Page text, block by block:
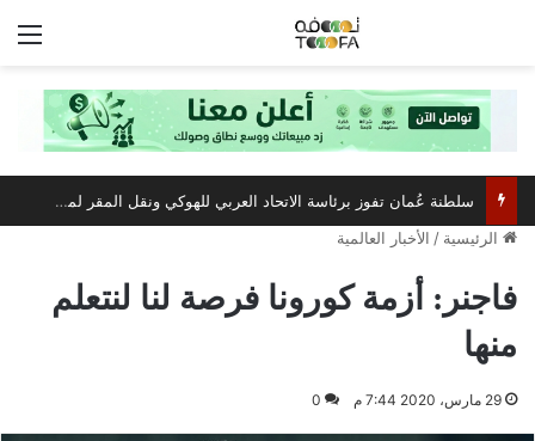
سلطنة عُمان تفوز برئاسة الاتحاد العربي للهوكي ونقل المقر لمسقط
الرئيسية / الأخبار العالمية
فاجنر: أزمة كورونا فرصة لنا لنتعلم
منها
29 مارس، 2020 7:44 م 0